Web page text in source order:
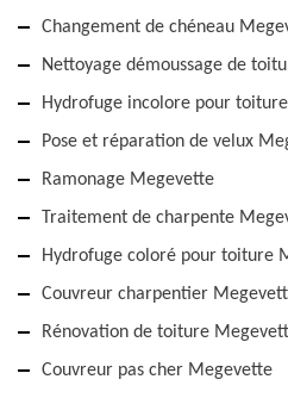
Changement de chéneau
Nettoyage démoussage de
Hydrofuge incolore pour
Pose et réparation de velux
Ramonage Megevette
Traitement de charpente
Hydrofuge coloré pour toiture
Couvreur charpentier
Rénovation de toiture
Couvreur pas cher Megevette